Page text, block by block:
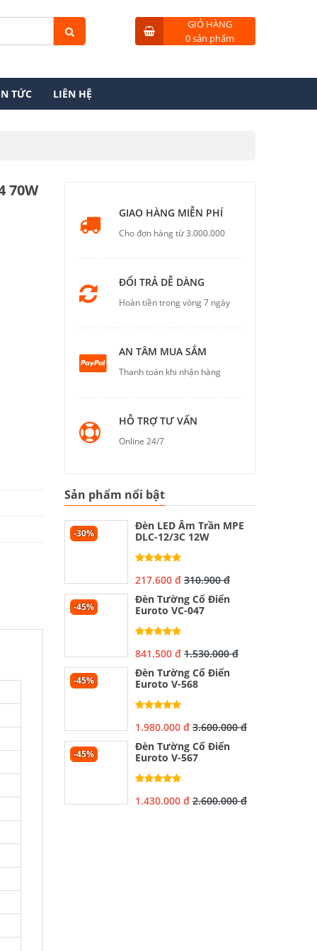
GIỎ HÀNG
0 sản phẩm
TỨC LIÊN HỆ
70W
GIAO HÀNG MIỄN PHÍ
Cho đơn hàng từ 3.000.000
ĐỔI TRẢ DỄ DÀNG
Hoàn tiền trong vòng 7 ngày
AN TÂM MUA SẮM
Thanh toán khi nhận hàng
HỖ TRỢ TƯ VẤN
Online 24/7
Sản phẩm nổi bật
-30%
Đèn LED Âm Trần MPE
DLC-12/3C 12W
217.600 đ 310.900 đ
-45%
Đèn Tường Cổ Điển
Euroto VC-047
841.500 đ 1.530.000 đ
-45%
Đèn Tường Cổ Điển
Euroto V-568
1.980.000 đ 3.600.000 đ
-45%
Đèn Tường Cổ Điển
Euroto V-567
1.430.000 đ 2.600.000 đ